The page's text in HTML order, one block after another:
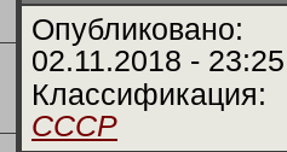
Опубликовано:
02.11.2018 - 23:25
Классификация:
СССР